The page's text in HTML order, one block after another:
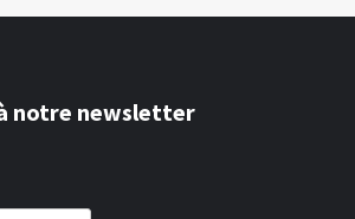
notre newsletter